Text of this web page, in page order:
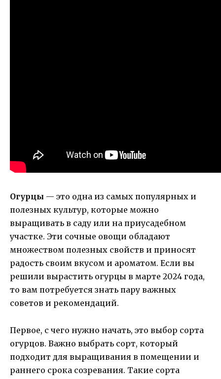
Огурцы — это одна из самых популярных и
полезных культур, которые можно
выращивать в саду или на приусадебном
участке. Эти сочные овощи обладают
множеством полезных свойств и приносят
радость своим вкусом и ароматом. Если вы
решили вырастить огурцы в марте 2024 года,
то вам потребуется знать пару важных
советов и рекомендаций.
Первое, с чего нужно начать, это выбор сорта
огурцов. Важно выбрать сорт, который
подходит для выращивания в помещении и
раннего срока созревания. Такие сорта